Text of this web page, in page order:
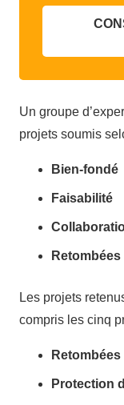
Un groupe
projets soumis
Bien-fondé
Faisabilité
Les projets
compris les cinq
Retombées
Protection